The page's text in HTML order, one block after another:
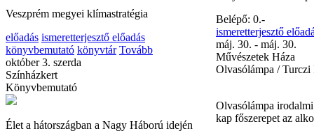
Veszprém megyei klímastratégia
előadás ismeretterjesztő előadás
könyvbemutató könyvtár Tovább
október 3. szerda
Színházkert
Könyvbemutató
Élet a hátországban a Nagy Háború idején
Mindentudó Ház
Legjobb barátunk, a
Gyermekekkel a
Belépő: 0.-
ismeretterjesztő